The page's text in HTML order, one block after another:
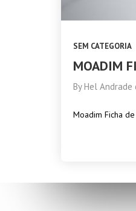
SEM CATEGORIA
MOADIM
ByHel Andrade
Moadim Ficha